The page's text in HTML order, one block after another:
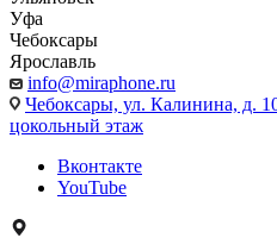
Уфа
Чебоксары
Ярославль
info@miraphone.ru
Чебоксары, ул. Калинина,
цокольный этаж
Вконтакте
YouTube